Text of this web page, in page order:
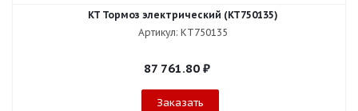
KT Тормоз электрический (KT750135)
Артикул: KT750135
87 761.80 ₽
Заказать